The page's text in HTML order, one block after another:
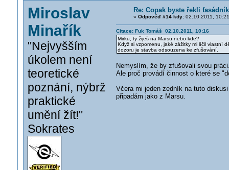
Miroslav
Minařík
"Nejvyšším
úkolem není
teoretické
poznání, nýbrž
praktické
umění žít!"
Sokrates
Re: Copak byste řekli
« Odpověď #14 kdy:02.10.2011,
Citace: Fuk Tomáš 02.10.2011, 10:16
Mirku, ty žiješ na Marsu nebo kde?
Když si vzpomenu, jaké zážitky mi líčil vlastní
dozoru je stavba odsouzena ke zfušování.
Nemyslím, že by zfušovali svou
Ale proč provádí činnost o které se
Včera mi jeden zedník na tuto
připadám jako z Marsu.